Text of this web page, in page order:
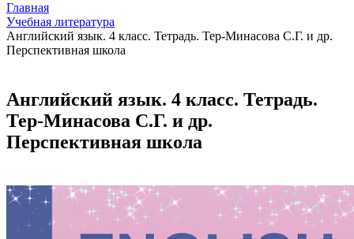
Главная
Учебная литература
Английский язык. 4 класс. Тетрадь. Тер-Минасова С.Г. и др.
Перспективная школа
Английский язык. 4 класс. Тетрадь.
Тер-Минасова С.Г. и др.
Перспективная школа